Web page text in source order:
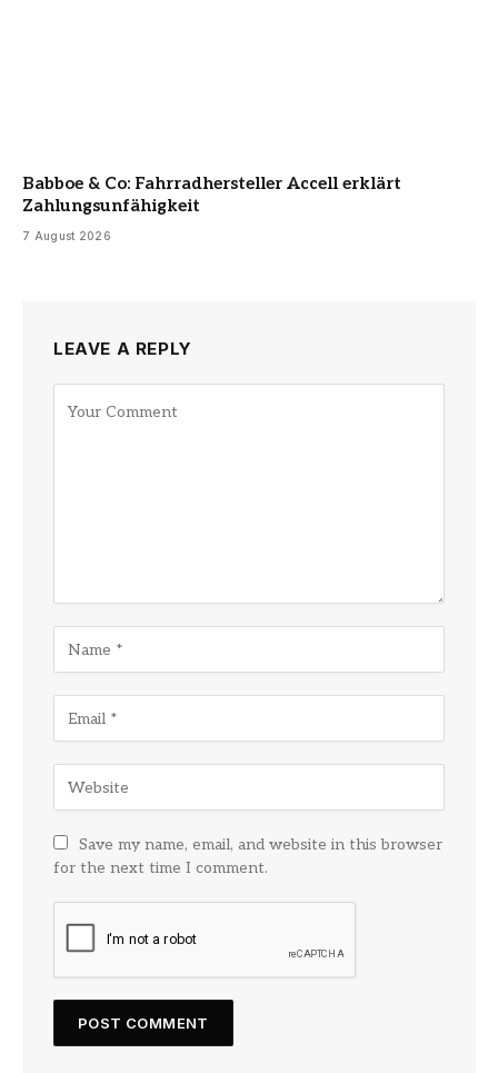
Babboe & Co: Fahrradhersteller Accell erklärt
Zahlungsunfähigkeit
7 August 2026
LEAVE A REPLY
Save my name, email, and website in this browser
for the next time I comment.